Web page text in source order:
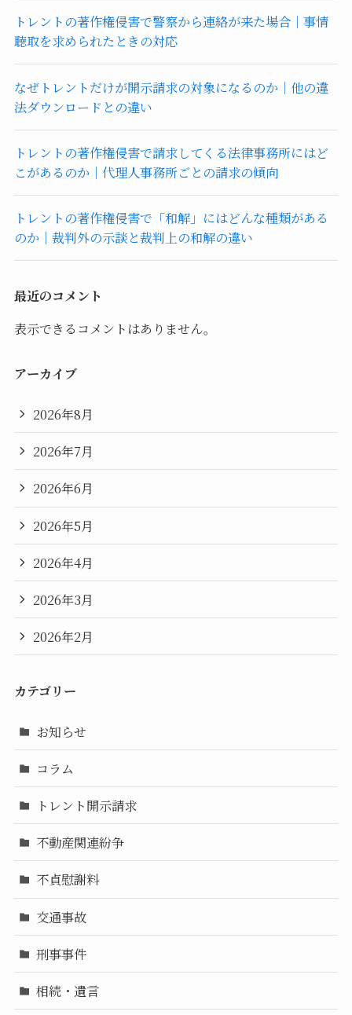
トレントの著作権侵害で警察から連絡が来た場合｜事情
聴取を求められたときの対応
なぜトレントだけが開示請求の対象になるのか｜他の違
法ダウンロードとの違い
トレントの著作権侵害で請求してくる法律事務所にはど
こがあるのか｜代理人事務所ごとの請求の傾向
トレントの著作権侵害で「和解」にはどんな種類がある
のか｜裁判外の示談と裁判上の和解の違い
最近のコメント
表示できるコメントはありません。
アーカイブ
2026年8月
2026年7月
2026年6月
2026年5月
2026年4月
2026年3月
2026年2月
カテゴリー
お知らせ
コラム
トレント開示請求
不動産関連紛争
不貞慰謝料
交通事故
刑事事件
相続・遺言